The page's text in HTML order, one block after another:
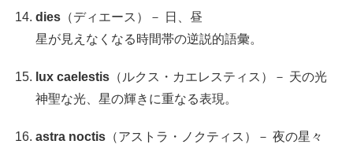
dies （ディエース）－ 日、昼
星が見えなくなる時間帯の逆説的語彙。
lux caelestis （ルクス・カエレスティス）－ 天の光
神聖な光、星の輝きに重なる表現。
astra noctis （アストラ・ノクティス）－ 夜の星々